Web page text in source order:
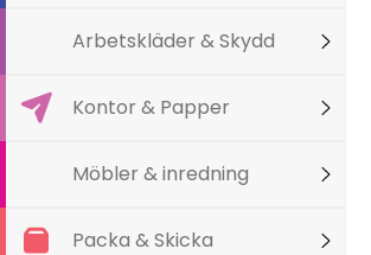
Arbetskläder & Skydd
Kontor & Papper
Möbler & inredning
Packa & Skicka